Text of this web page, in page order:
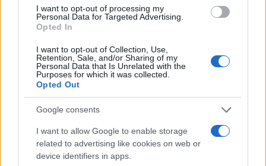
I want to opt-out of processing my
Personal Data for Targeted Advertising.
Opted In
I want to opt-out of Collection, Use,
Retention, Sale, and/or Sharing of my
Personal Data that Is Unrelated with the
Purposes for which it was collected.
Opted Out
Google consents
I want to allow Google to enable storage
related to advertising like cookies on web or
device identifiers in apps.
γιατί το ΥΠΑΙΘΑ ζητά από τις υπηρεσίες να καταγράφουν
τις ανάγκες, εφόσον τελικά επιστρέφει τα στοιχεία
ζητώντας νέα, διαφορετικά δεδομένα.
Ιδιαίτερη αναφορά γίνεται και στην ανάγκη
θεσμοθέτησης ενός ενιαίου πλαισίου για τον καθορισμό
του αριθμού των μελών ΕΕΠ και ΕΒΠ που μπορούν να
σχετική νομοθετική ρύθμιση βρίσκεται εδώ και χρόνια
σε εκκρεμότητα, παρότι προβλέπει τον καθορισμό των
οργανικών αναγκών με βάση τη βαθμίδα εκπαίδευσης,
τον τύπο της σχολικής μονάδας και το ενεργό μαθητικό